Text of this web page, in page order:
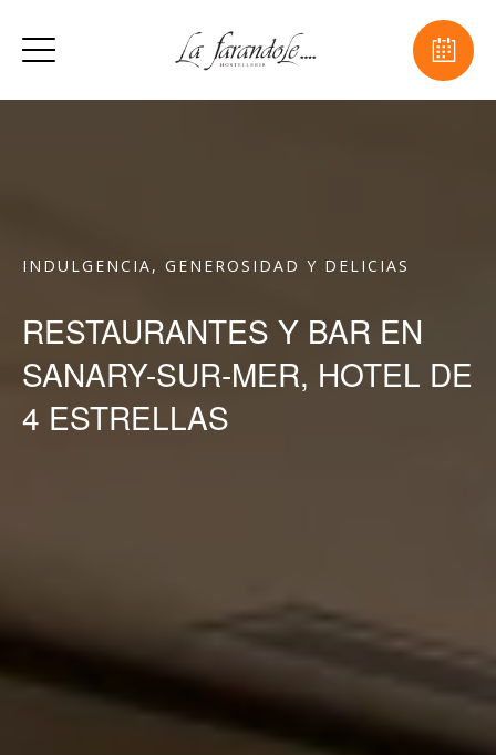
INDULGENCIA, GENEROSIDAD Y DELICIAS
RESTAURANTES Y BAR EN
SANARY-SUR-MER, HOTEL DE
4 ESTRELLAS